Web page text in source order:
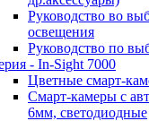
Руководство во
освещения
Руководство по
- In-Sight 7000
Цветные смарт-
Смарт-камеры с
6мм, светодиодные